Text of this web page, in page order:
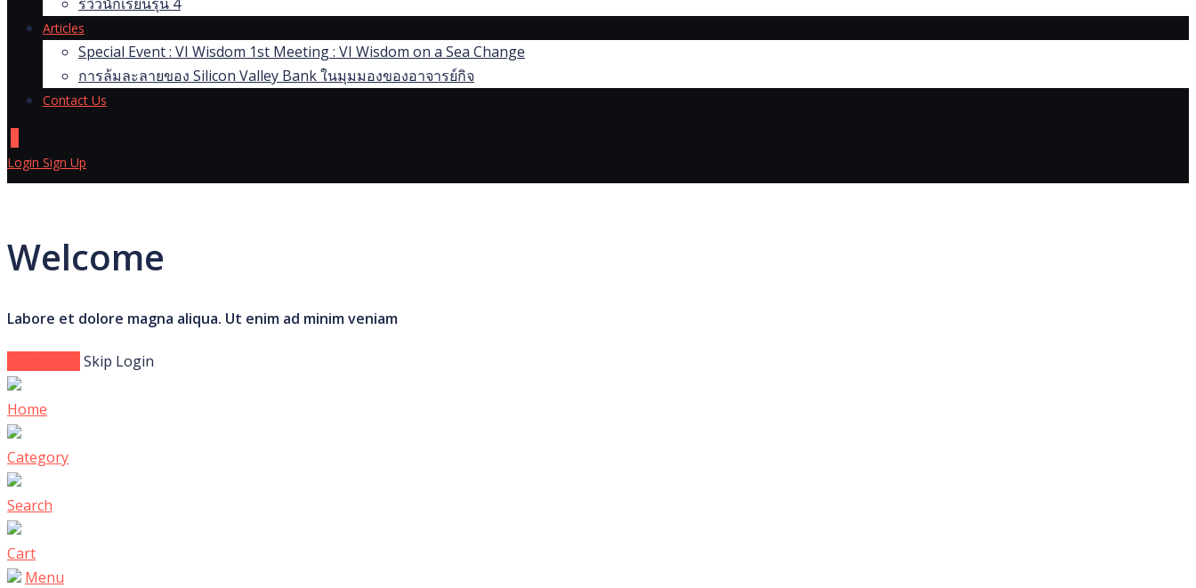
Articles
Special Event : VI Wisdom 1st Meeting : VI Wisdom on a Sea Change
การล้มละลายของ Silicon Valley Bank ในมุมมองของอาจารย์กิจ
Contact Us
Login Sign Up
Welcome
Labore et dolore magna aliqua. Ut enim ad minim veniam
Skip Login
Home
Category
Search
Cart
Menu